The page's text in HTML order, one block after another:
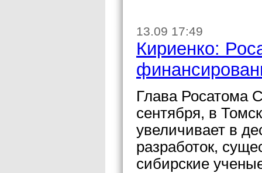
13.09 17:49
Кириенко:
Глава Росатома
сентября, в
увеличивает в
разработок,
сибирские